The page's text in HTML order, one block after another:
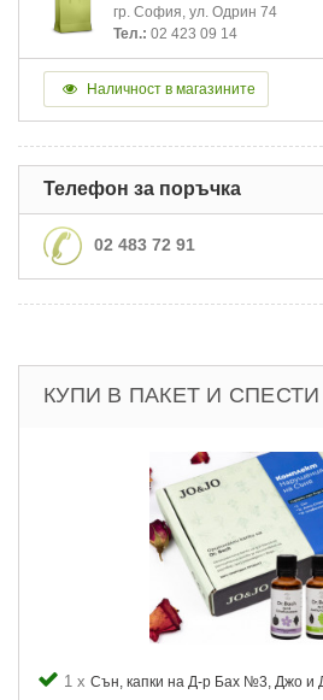
гр. София, ул. Одрин 74
Тел.: 02 423 09 14
Наличност в магазините
Телефон за поръчка
02 483 72 91
КУПИ В ПАКЕТ И СПЕСТИ
1 x Сън, капки на Д-р Бах №3, Джо и